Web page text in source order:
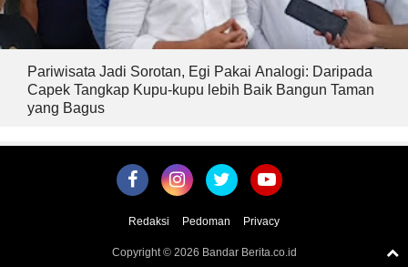
Pariwisata Jadi Sorotan, Egi Pakai Analogi: Daripada
Capek Tangkap Kupu-kupu lebih Baik Bangun Taman
yang Bagus
Redaksi Pedoman Privacy
Copyright © 2026 Bandar Berita.co.id